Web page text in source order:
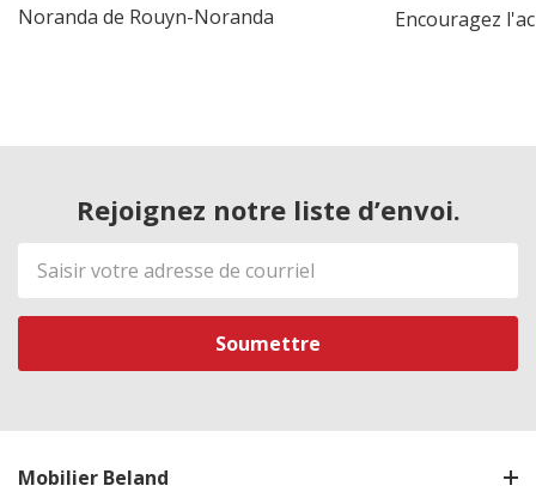
Noranda de Rouyn-Noranda
Encouragez
Rejoignez notre liste d’envoi.
Adresse
de
courriel
Mobilier Beland